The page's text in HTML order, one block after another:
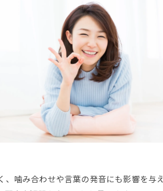
噛み合わせや言葉の発音にも影響を与